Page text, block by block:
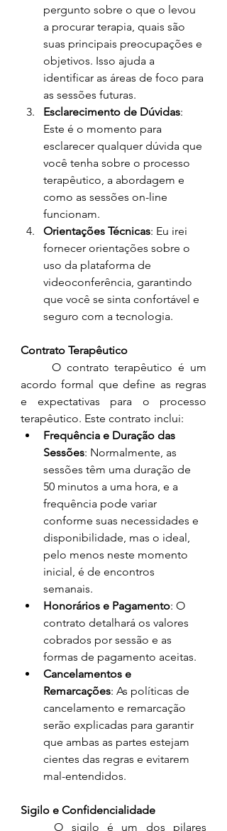
pergunto sobre o que o levou
a procurar terapia, quais são
suas principais preocupações e
objetivos. Isso ajuda a
identificar as áreas de foco para
as sessões futuras.
Esclarecimento de Dúvidas:
Este é o momento para
esclarecer qualquer dúvida que
você tenha sobre o processo
terapêutico, a abordagem e
como as sessões on-line
funcionam.
Orientações Técnicas: Eu irei
fornecer orientações sobre o
uso da plataforma de
videoconferência, garantindo
que você se sinta confortável e
seguro com a tecnologia.
Contrato Terapêutico
acordo formal que define as regras
e expectativas para o processo
terapêutico. Este contrato inclui:
Frequência e Duração das
Sessões: Normalmente, as
sessões têm uma duração de
50 minutos a uma hora, e a
frequência pode variar
conforme suas necessidades e
disponibilidade, mas o ideal,
pelo menos neste momento
inicial, é de encontros
semanais.
Honorários e Pagamento: O
contrato detalhará os valores
cobrados por sessão e as
formas de pagamento aceitas.
Cancelamentos e
Remarcações: As políticas de
cancelamento e remarcação
serão explicadas para garantir
que ambas as partes estejam
cientes das regras e evitarem
mal-entendidos.
Sigilo e Confidencialidade
	O sigilo é um dos pilares